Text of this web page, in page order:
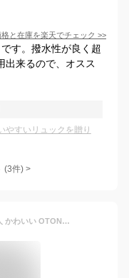
格と在庫を楽天でチェック >>
す。撥水性が良く超
出来るので、オスス
やすいリュックを贈り
(3件) >
【動画あり】リュック レディース 大人 かわいい OTONA 軽量 ナイロン キルティング レザー 撥水 大容量 旅行 上品 ママリュック マザーバッグ A4 黒 GracdeGrace 出産祝い ギフト グランデグレイス 母の日